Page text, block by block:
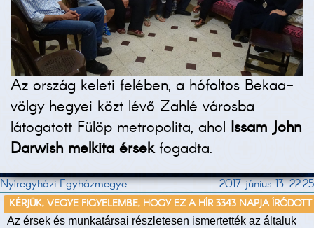
Az ország keleti felében, a hófoltos Bekaa-
völgy hegyei közt lévő Zahlé városba
látogatott Fülöp metropolita, ahol Issam John
Darwish melkita érsekfogadta.
Nyíregyházi Egyházmegye 2017. június 13. 22:25
KÉRJÜK, VEGYE FIGYELEMBE, HOGY EZ A HÍR 3343 NAPJA ÍRÓDOTT
Az érsek és munkatársai részletesen ismertették az általuk